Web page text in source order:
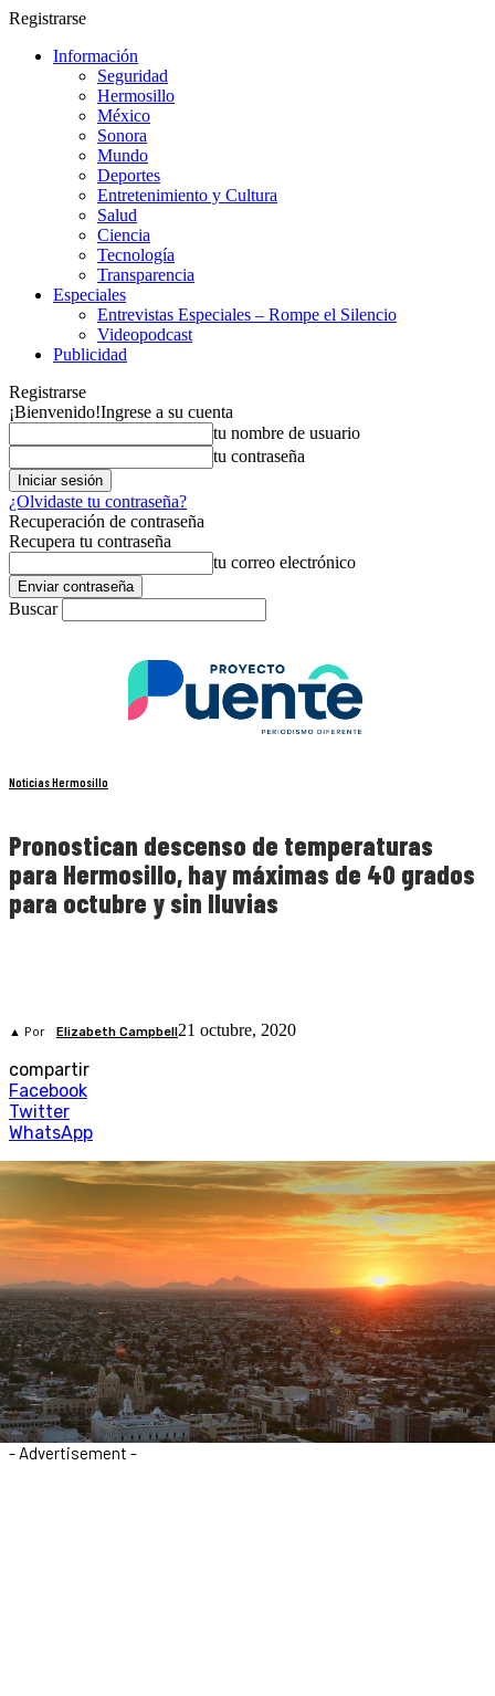
Registrarse
Información
Seguridad
Hermosillo
México
Sonora
Mundo
Deportes
Entretenimiento y Cultura
Salud
Ciencia
Tecnología
Transparencia
Especiales
Entrevistas Especiales – Rompe el Silencio
Videopodcast
Publicidad
Registrarse
¡Bienvenido!Ingrese a su cuenta
tu nombre de usuario
tu contraseña
¿Olvidaste tu contraseña?
Recuperación de contraseña
Recupera tu contraseña
tu correo electrónico
Buscar
Noticias Hermosillo
Pronostican descenso de temperaturas
para Hermosillo, hay máximas de 40 grados
para octubre y sin lluvias
▲ Por Elizabeth Campbell21 octubre, 2020
compartir
Facebook
Twitter
WhatsApp
- Advertisement -